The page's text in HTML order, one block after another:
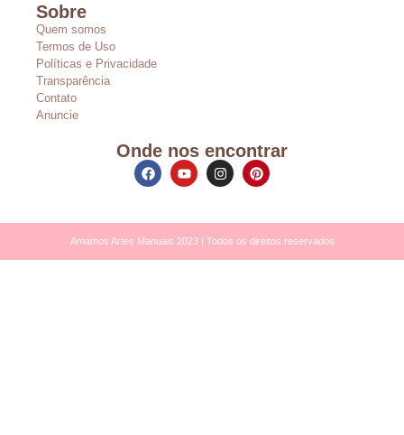
Sobre
Quem somos
Termos de Uso
Políticas e Privacidade
Transparência
Contato
Anuncie
Onde nos encontrar
Amamos Artes Manuais 2023 | Todos os direitos reservados